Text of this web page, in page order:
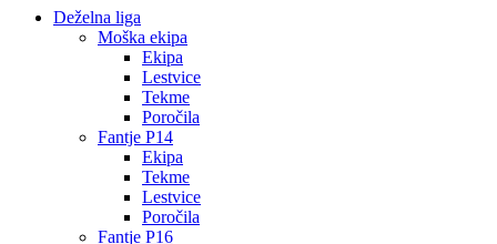
Deželna liga
Moška ekipa
Ekipa
Lestvice
Tekme
Poročila
Fantje P14
Ekipa
Tekme
Lestvice
Poročila
Fantje P16